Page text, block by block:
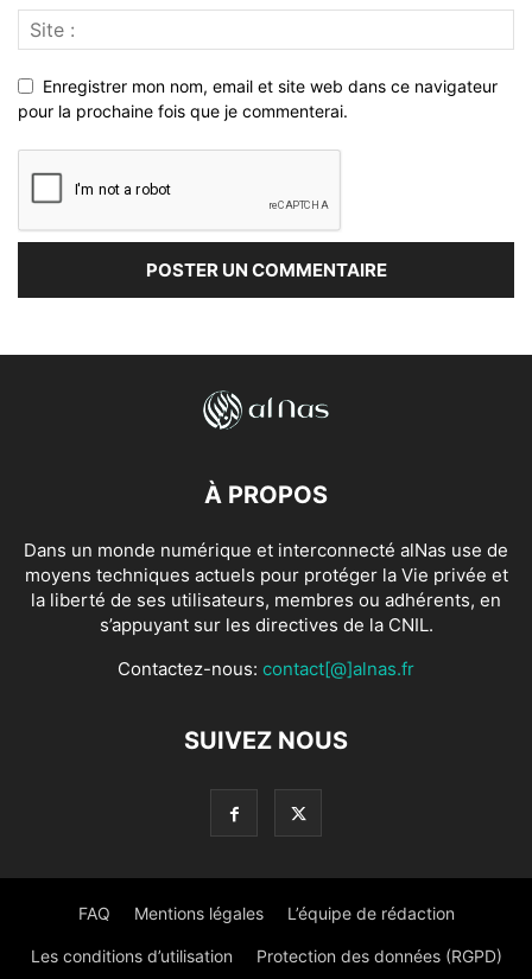
Enregistrer mon nom, email et site web dans ce navigateur
pour la prochaine fois que je commenterai.
À PROPOS
Dans un monde numérique et interconnecté alNas use de
moyens techniques actuels pour protéger la Vie privée et
la liberté de ses utilisateurs, membres ou adhérents, en
s’appuyant sur les directives de la CNIL.
Contactez-nous: contact[@]alnas.fr
SUIVEZ NOUS
FAQ Mentions légales L’équipe de rédaction
Les conditions d’utilisation Protection des données (RGPD)